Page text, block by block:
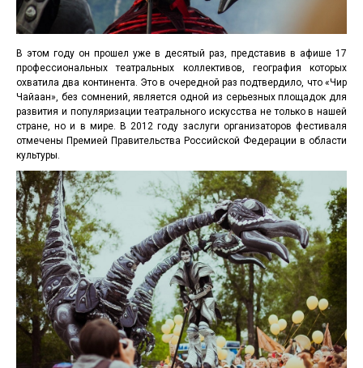
В этом году он прошел уже в десятый раз, представив в афише 17
профессиональных театральных коллективов, география которых
охватила два континента. Это в очередной раз подтвердило, что «Чир
Чайаан», без сомнений, является одной из серьезных площадок для
развития и популяризации театрального искусства не только в нашей
стране, но и в мире. В 2012 году заслуги организаторов фестиваля
отмечены Премией Правительства Российской Федерации в области
культуры.